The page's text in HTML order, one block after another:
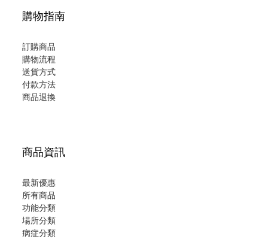
購物指南
訂購商品
購物流程
送貨方式
付款方法
商品退換
商品資訊
最新優惠
所有商品
功能分類
場所分類
病症分類